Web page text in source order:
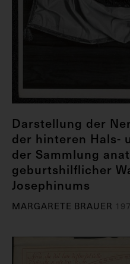
Darstellung der
der hinteren Hals-
der Sammlung
geburtshilflicher
Josephinums
MARGARETE BRAUER